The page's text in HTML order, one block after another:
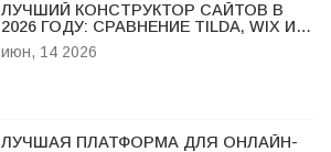
ЛУЧШИЙ КОНСТРУКТОР САЙТОВ В
2026 ГОДУ: СРАВНЕНИЕ TILDA, WIX И
WORDPRESS
июн, 14 2026
ЛУЧШАЯ ПЛАТФОРМА ДЛЯ ОНЛАЙН-